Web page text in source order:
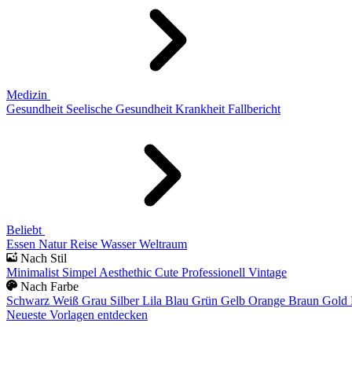
Medizin
Gesundheit Seelische Gesundheit Krankheit Fallbericht
Beliebt
Essen Natur Reise Wasser Weltraum
Nach Stil
Minimalist Simpel Aesthethic Cute Professionell Vintage
Nach Farbe
Schwarz Weiß Grau Silber Lila Blau Grün Gelb Orange Braun Gold
Neueste Vorlagen entdecken